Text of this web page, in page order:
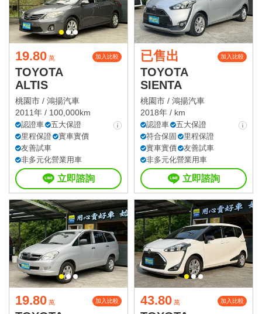
19.80 萬 加入比較
TOYOTA
ALTIS
桃園市 / 鴻揚汽車
2011年 / 100,000km
認證車
五大保證
里程保證
實車實價
友善試車
非多元化營業用車
立即諮詢
已售出 加入比較
TOYOTA
SIENTA
桃園市 / 鴻揚汽車
2018年 / km
認證車
五大保證
符合保固
里程保證
實車實價
友善試車
非多元化營業用車
立即諮詢
19.80 萬 加入比較 43.80 萬 加入比較